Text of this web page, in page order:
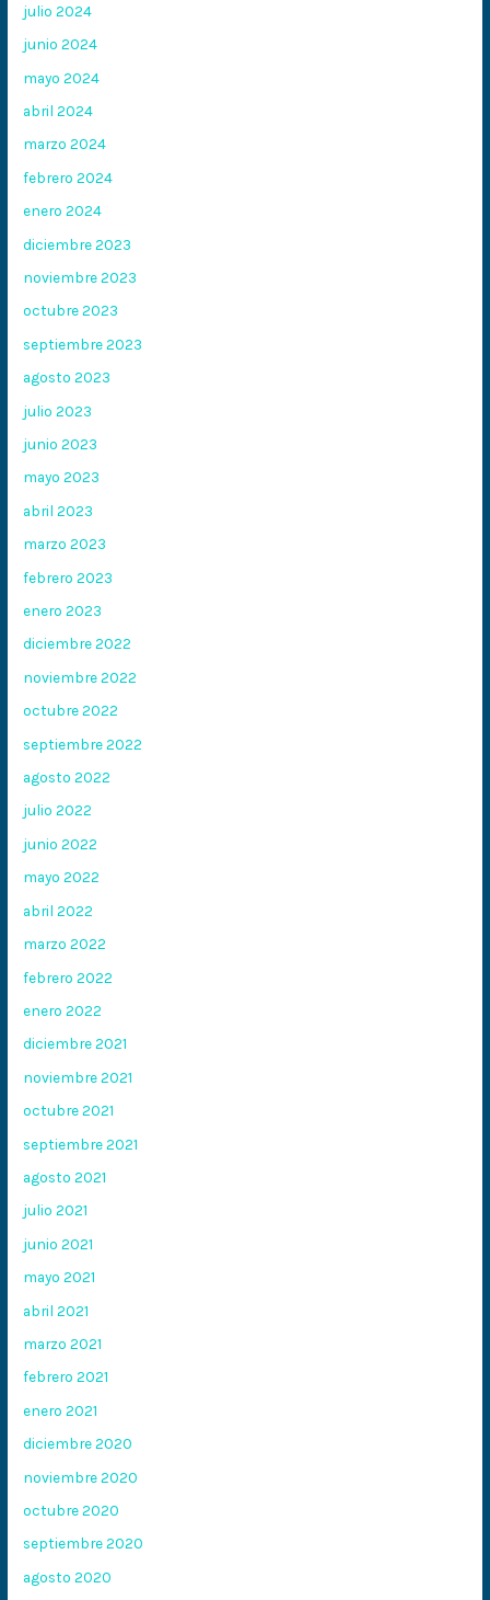
julio 2024
junio 2024
mayo 2024
abril 2024
marzo 2024
febrero 2024
enero 2024
diciembre 2023
noviembre 2023
octubre 2023
septiembre 2023
agosto 2023
julio 2023
junio 2023
mayo 2023
abril 2023
marzo 2023
febrero 2023
enero 2023
diciembre 2022
noviembre 2022
octubre 2022
septiembre 2022
agosto 2022
julio 2022
junio 2022
mayo 2022
abril 2022
marzo 2022
febrero 2022
enero 2022
diciembre 2021
noviembre 2021
octubre 2021
septiembre 2021
agosto 2021
julio 2021
junio 2021
mayo 2021
abril 2021
marzo 2021
febrero 2021
enero 2021
diciembre 2020
noviembre 2020
octubre 2020
septiembre 2020
agosto 2020